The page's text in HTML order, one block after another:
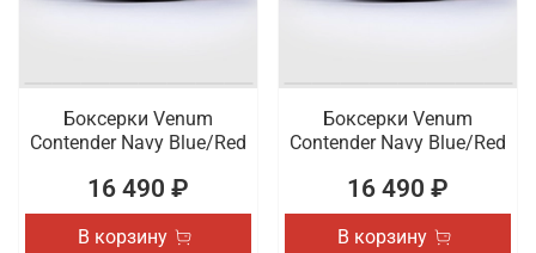
Боксерки Venum
Contender Navy Blue/Red
16 490 ₽
В корзину
Боксерки Venum
Contender Navy Blue/Red
16 490 ₽
В корзину